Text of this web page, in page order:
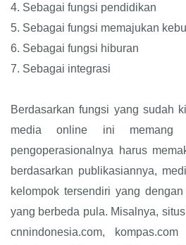
4. Sebagai fungsi pendidikan
5. Sebagai fungsi memajukan
6. Sebagai fungsi hiburan
7. Sebagai integrasi
Berdasarkan fungsi yang sudah
media online ini memang
pengoperasionalnya harus
berdasarkan publikasiannya,
kelompok tersendiri yang
yang berbeda pula. Misalnya,
cnnindonesia.com,